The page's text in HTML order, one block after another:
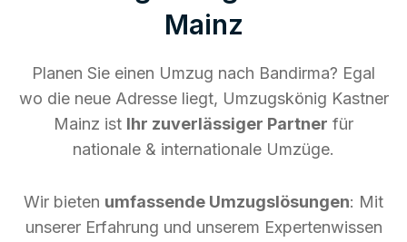
Mainz
Planen Sie einen Umzug nach Bandirma? Egal
wo die neue Adresse liegt, Umzugskönig Kastner
Mainz ist Ihr zuverlässiger Partner für
nationale & internationale Umzüge.
Wir bieten umfassende Umzugslösungen: Mit
unserer Erfahrung und unserem Expertenwissen